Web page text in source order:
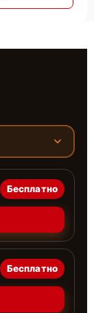
Бесплатно
Бесплатно